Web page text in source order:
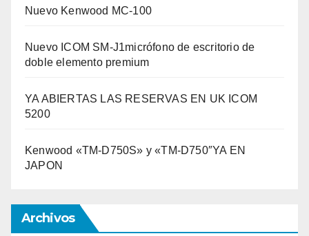
Nuevo Kenwood MC-100
Nuevo ICOM SM-J1micrófono de escritorio de
doble elemento premium
YA ABIERTAS LAS RESERVAS EN UK ICOM
5200
Kenwood «TM-D750S» y «TM-D750″YA EN
JAPON
Archivos